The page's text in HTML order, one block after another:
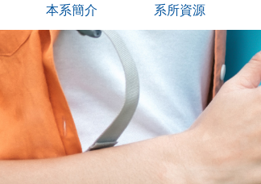
本系簡介 系所資源